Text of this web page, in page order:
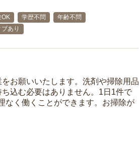
OK 学歴不問
年齢不問
あり
お願いいたします。洗剤や掃除用品
込む必要はありません。1日1件で
なく働くことができます。お掃除が